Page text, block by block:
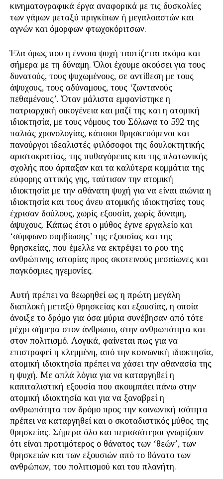
κινηματογραφικά έργα αναφορικά με τις δυσκολίες
των γάμων μεταξύ πριγκίπων ή μεγαλοαστών και
αγνών και όμορφων φτωχοκόριτσων.
Έλα όμως που η έννοια ψυχή ταυτίζεται ακόμα και
σήμερα με τη δύναμη. Όλοι έχουμε ακούσει για τους
δυνατούς, τους ψυχωμένους, σε αντίθεση με τους
άψυχους, τους αδύναμους, τους ‘ζωντανούς
πεθαμένους’. Όταν μάλιστα εμφανίστηκε η
πατριαρχική οικογένεια και μαζί της και η ατομική
ιδιοκτησία, με τους νόμους του Σόλωνα το 592 της
παλιάς χρονολογίας, κάποιοι θρησκευόμενοι και
πανούργοι ιδεαλιστές φιλόσοφοι της δουλοκτητικής
αριστοκρατίας, της πυθαγόρειας και της πλατωνικής
σχολής που άρπαξαν και τα καλύτερα κομμάτια της
εύφορης αττικής γης, ταύτισαν την ατομική
ιδιοκτησία με την αθάνατη ψυχή για να είναι αιώνια η
ιδιοκτησία και τους άνευ ατομικής ιδιοκτησίας τους
έχρισαν δούλους, χωρίς εξουσία, χωρίς δύναμη,
άψυχους. Κάπως έτσι ο μύθος έγινε εργαλείο και
‘σύμφωνο συμβίωσης’ της εξουσίας και της
θρησκείας, που έμελλε να εκτρέψει το ρου της
ανθρώπινης ιστορίας προς σκοτεινούς μεσαίωνες και
παγκόσμιες ηγεμονίες.
Αυτή πρέπει να θεωρηθεί ως η πρώτη μεγάλη
διαπλοκή μεταξύ θρησκείας και εξουσίας, η οποία
άνοιξε το δρόμο για όσα μύρια συνέβησαν από τότε
μέχρι σήμερα στον άνθρωπο, στην ανθρωπότητα και
στον πολιτισμό. Λογικά, φαίνεται πως για να
επιστραφεί η κλεμμένη, από την κοινωνική ιδιοκτησία,
ατομική ιδιοκτησία πρέπει να χάσει την αθανασία της
η ψυχή. Με απλά λόγια για να καταργηθεί η
καπιταλιστική εξουσία που ακουμπάει πάνω στην
ατομική ιδιοκτησία και για να ξαναβρεί η
ανθρωπότητα τον δρόμο προς την κοινωνική ισότητα
πρέπει να καταργηθεί και ο σκοταδιστικός μύθος της
θρησκείας. Σήμερα όλο και περισσότεροι γνωρίζουν
ότι είναι προτιμότερος ο θάνατος των ‘θεών’, των
θρησκειών και των εξουσιών από το θάνατο των
ανθρώπων, του πολιτισμού και του πλανήτη.